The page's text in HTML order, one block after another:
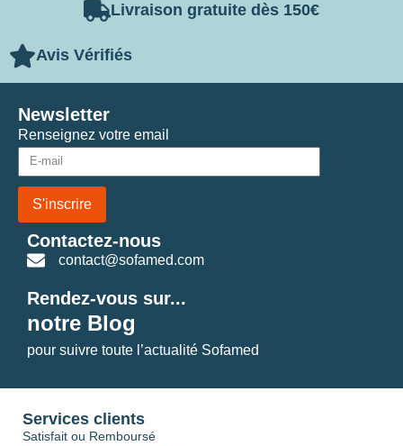
Livraison gratuite dès 150€
Avis Vérifiés
Renseignez votre email
S'inscrire
Newsletter
Contactez-nous
contact@sofamed.com
Rendez-vous sur...
notre Blog
pour suivre toute l’actualité Sofamed
Services clients
Satisfait ou Remboursé